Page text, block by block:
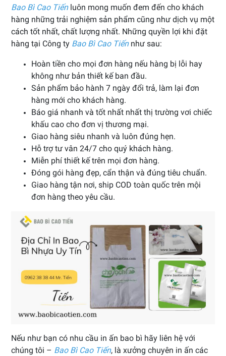
Bao Bì Cao Tiếnluôn mong muốn đem đến cho khách
hàng những trải nghiệm sản phẩm cũng như dịch vụ một
cách tốt nhất, chất lượng nhất. Những quyền lợi khi đặt
hàng tại Công ty Bao Bì Cao Tiếnnhư sau:
Hoàn tiền cho mọi đơn hàng nếu hàng bị lỗi hay
không như bản thiết kế ban đầu.
Sản phẩm bảo hành 7 ngày đổi trả, làm lại đơn
hàng mới cho khách hàng.
Báo giá nhanh và tốt nhất nhất thị trường vơi chiếc
khấu cao cho đơn vị thương mại.
Giao hàng siêu nhanh và luôn đúng hẹn.
Hỗ trợ tư vân 24/7 cho quý khách hàng.
Miễn phí thiết kế trên mọi đơn hàng.
Đóng gói hàng đẹp, cẩn thận và đúng tiêu chuẩn.
Giao hàng tận nơi, ship COD toàn quốc trên mội
đơn hàng theo yêu cầu.
Nếu như bạn có nhu cầu in ấn bao bì hãy liên hệ với
chúng tôi – Bao Bì Cao Tiến, là xưởng chuyên in ấn các